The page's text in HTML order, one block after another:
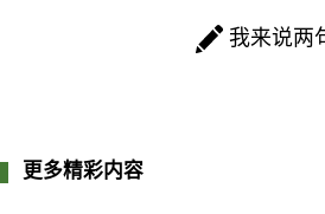
我来说两
更多精彩内容